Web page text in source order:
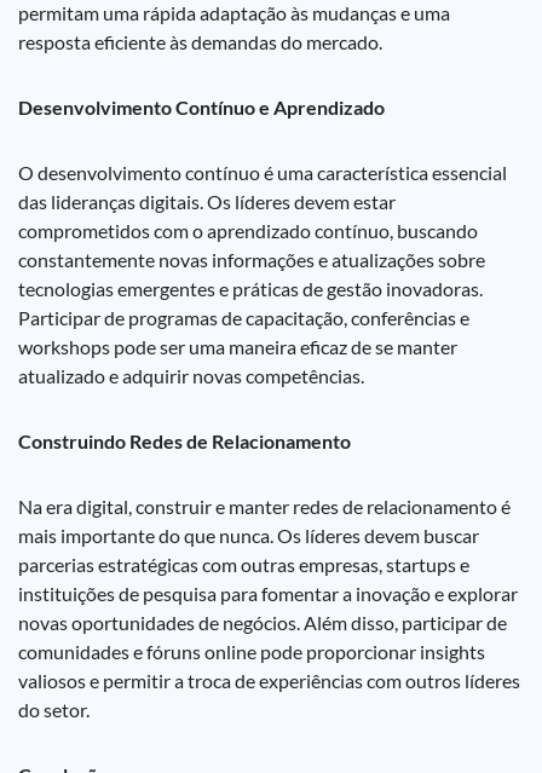
permitam uma rápida adaptação às mudanças e uma
resposta eficiente às demandas do mercado.
Desenvolvimento Contínuo e Aprendizado
O desenvolvimento contínuo é uma característica essencial
das lideranças digitais. Os líderes devem estar
comprometidos com o aprendizado contínuo, buscando
constantemente novas informações e atualizações sobre
tecnologias emergentes e práticas de gestão inovadoras.
Participar de programas de capacitação, conferências e
workshops pode ser uma maneira eficaz de se manter
atualizado e adquirir novas competências.
Construindo Redes de Relacionamento
Na era digital, construir e manter redes de relacionamento é
mais importante do que nunca. Os líderes devem buscar
parcerias estratégicas com outras empresas, startups e
instituições de pesquisa para fomentar a inovação e explorar
novas oportunidades de negócios. Além disso, participar de
comunidades e fóruns online pode proporcionar insights
valiosos e permitir a troca de experiências com outros líderes
do setor.